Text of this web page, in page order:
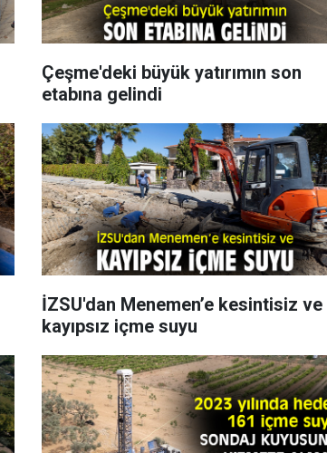
Çeşme'deki büyük yatırımın son
etabına gelindi
İZSU'dan Menemen’e kesintisiz ve
kayıpsız içme suyu